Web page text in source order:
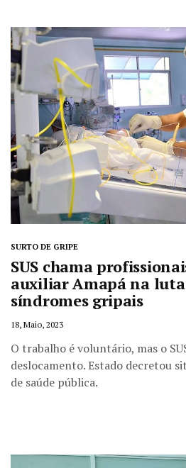
SURTO DE GRIPE
SUS chama
auxiliar Amapá na
síndromes gripais
18, Maio, 2023
O trabalho é voluntário, mas o
deslocamento. Estado decretou
de saúde pública.